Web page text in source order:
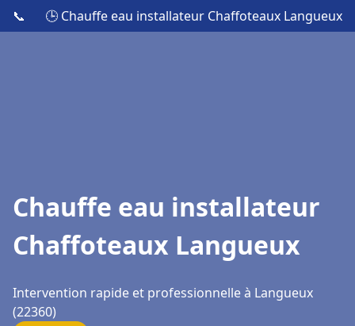
📞 🕒 Chauffe eau installateur Chaffoteaux Langueux
Chauffe eau installateur
Chaffoteaux Langueux
Intervention rapide et professionnelle à Langueux
(22360)